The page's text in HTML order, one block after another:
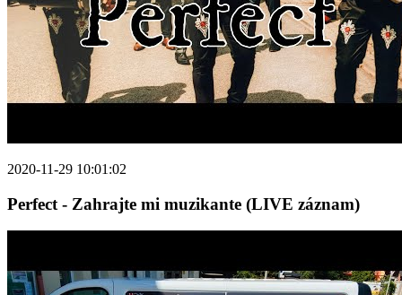
2020-11-29 10:01:02
Perfect - Zahrajte mi muzikante (LIVE záznam)